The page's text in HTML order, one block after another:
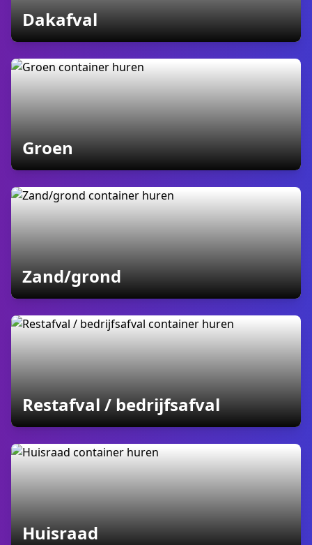
Dakafvalcontainers
Groencontainers
Zand/grondcontainers
Restafval / bedrijfsafvalcontainers
Huisraadcontainers